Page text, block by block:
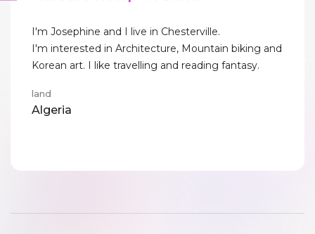
I'm Josephine and I live in Chesterville.
I'm interested in Architecture, Mountain biking and
Korean art. I like travelling and reading fantasy.
land
Algeria